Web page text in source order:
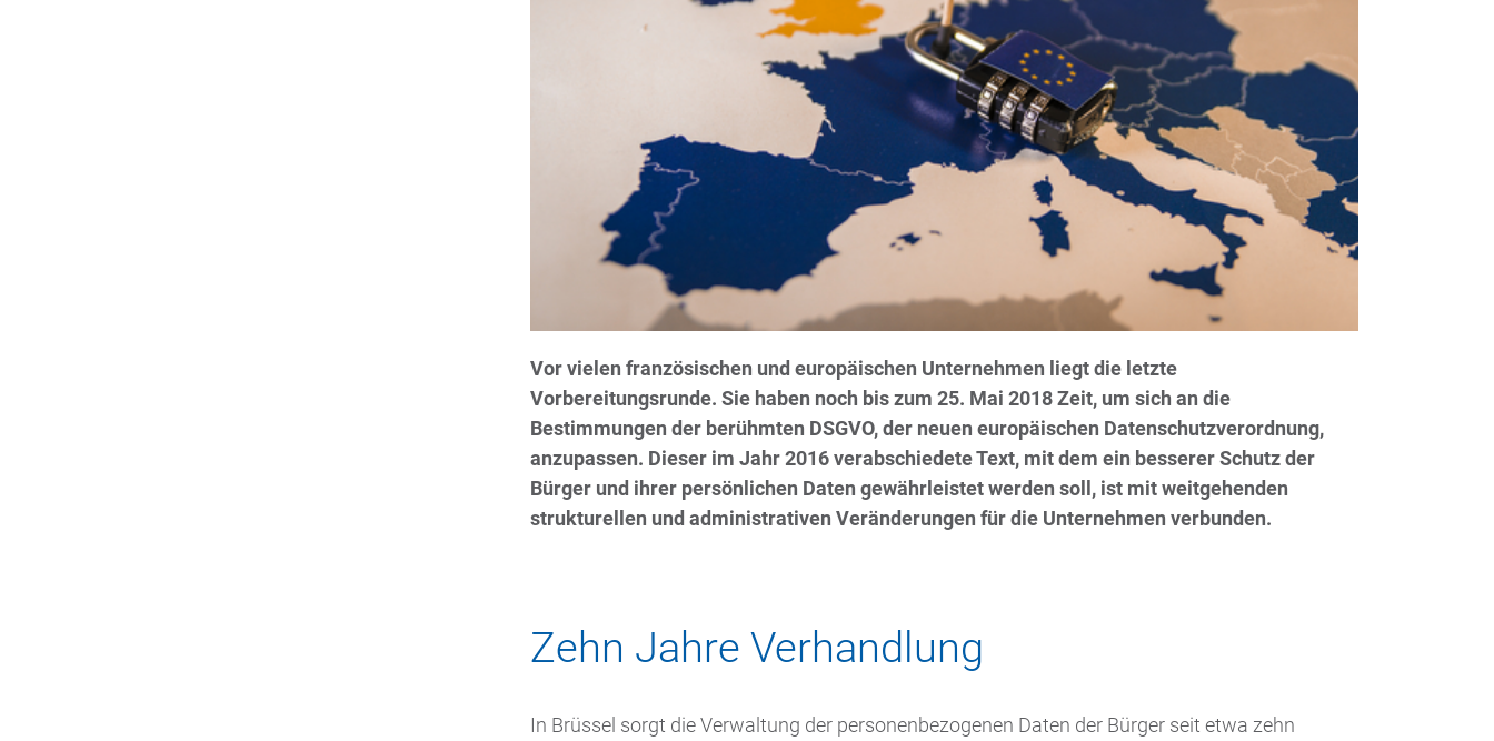
Vor vielen französischen und europäischen Unternehmen liegt die letzte
Vorbereitungsrunde. Sie haben noch bis zum 25. Mai 2018 Zeit, um sich an die
Bestimmungen der berühmten DSGVO, der neuen europäischen Datenschutzverordnung,
anzupassen. Dieser im Jahr 2016 verabschiedete Text, mit dem ein besserer Schutz der
Bürger und ihrer persönlichen Daten gewährleistet werden soll, ist mit weitgehenden
strukturellen und administrativen Veränderungen für die Unternehmen verbunden.
Zehn Jahre Verhandlung
In Brüssel sorgt die Verwaltung der personenbezogenen Daten der Bürger seit etwa zehn